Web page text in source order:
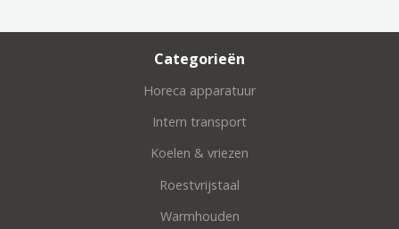
Categorieën
Horeca apparatuur
Intern transport
Koelen & vriezen
Roestvrijstaal
Warmhouden